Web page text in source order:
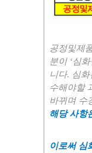
공정및제
분이 ‘심
니다. 심
수해야할
바뀌며 수
해당 사항
이로써 심